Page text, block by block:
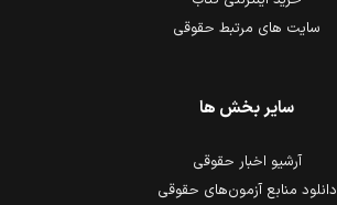
سایت های مرتبط حقوقی
سایر بخش ها
آرشیو اخبار حقوقی
دانلود منابع آزمون‌های حقوقی